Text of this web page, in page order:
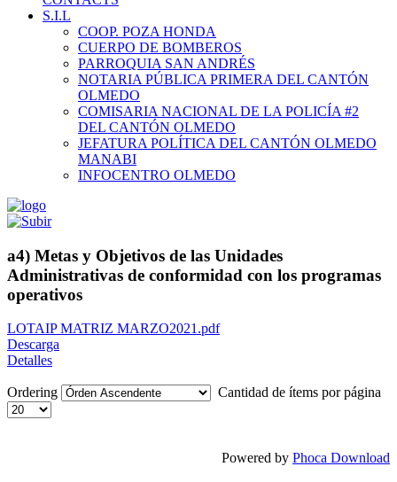
S.I.L
COOP. POZA HONDA
CUERPO DE BOMBEROS
PARROQUIA SAN ANDRÉS
NOTARIA PÚBLICA PRIMERA DEL CANTÓN
OLMEDO
COMISARIA NACIONAL DE LA POLICÍA #2
DEL CANTÓN OLMEDO
JEFATURA POLÍTICA DEL CANTÓN OLMEDO
MANABI
INFOCENTRO OLMEDO
a4) Metas y Objetivos de las Unidades
Administrativas de conformidad con los programas
operativos
LOTAIP MATRIZ MARZO2021.pdf
Descarga
Detalles
Ordering Cantidad de ítems por página
Powered by Phoca Download